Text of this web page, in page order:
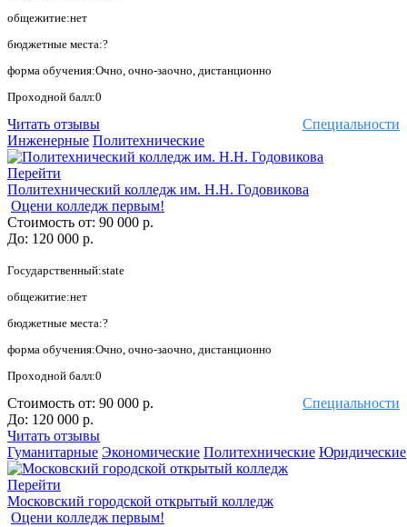
общежитие:нет
бюджетные места:?
форма обучения:Очно, очно-заочно, дистанционно
Проходной балл:0
Специальности
Читать отзывы
Инженерные Политехнические
Перейти
Политехнический колледж им. Н.Н. Годовикова
Оцени колледж первым!
Стоимость от: 90 000 р.
До: 120 000 р.
Государственный:state
общежитие:нет
бюджетные места:?
форма обучения:Очно, очно-заочно, дистанционно
Проходной балл:0
Специальности
Стоимость от: 90 000 р.
До: 120 000 р.
Читать отзывы
Гуманитарные Экономические Политехнические Юридические
Перейти
Московский городской открытый колледж
Оцени колледж первым!